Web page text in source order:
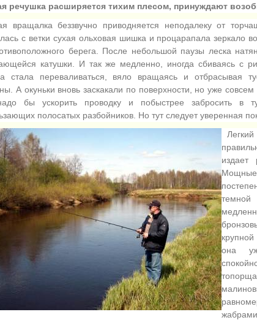
речушка расширяется тихим плесом, принуждают
вращалка беззвучно приводняется неподалеку от
с ветки сухая ольховая шишка и процарапала зеркало
берега. После небольшой паузы леска
катушки. И так же медленно, иногда сбиваясь с
стала переваливаться, вяло вращаясь и отбрасывая
А окуньки вновь заскакали по поверхности, но уже
бы ускорить проводку и побыстрее забросить в
полосатых разбойников. Но тут следует уверенная
издает
она